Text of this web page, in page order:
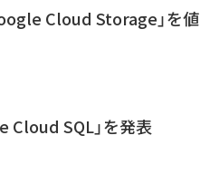
Cloud Storage」を値
Cloud SQL」を発表